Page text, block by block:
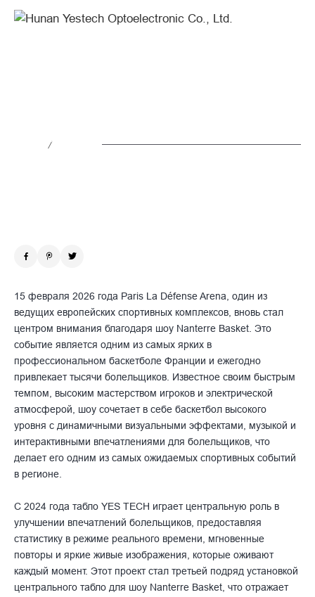
YES
/2026.02.26
15 февраля 2026 года Paris La Défense Arena, один из
ведущих европейских спортивных комплексов, вновь стал
центром внимания благодаря шоу Nanterre Basket. Это
событие является одним из самых ярких в
профессиональном баскетболе Франции и ежегодно
привлекает тысячи болельщиков. Известное своим быстрым
темпом, высоким мастерством игроков и электрической
атмосферой, шоу сочетает в себе баскетбол высокого
уровня с динамичными визуальными эффектами, музыкой и
интерактивными впечатлениями для болельщиков, что
делает его одним из самых ожидаемых спортивных событий
в регионе.
С 2024 года табло YES TECH играет центральную роль в
улучшении впечатлений болельщиков, предоставляя
статистику в режиме реального времени, мгновенные
повторы и яркие живые изображения, которые оживают
каждый момент. Этот проект стал третьей подряд установкой
центрального табло для шоу Nanterre Basket, что отражает